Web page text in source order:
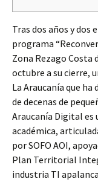
Tras dos años y dos
programa
Zona Rezago Costa
octubre a su cierre,
La Araucanía que
de decenas de
Araucanía Digital es
académica,
por SOFO AOI,
Plan Territorial
industria TI